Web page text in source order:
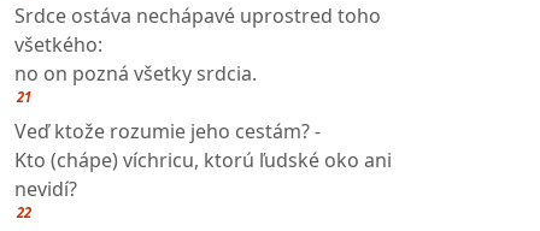
Srdce ostáva nechápavé uprostred toho
všetkého:
no on pozná všetky srdcia.
21
Veď ktože rozumie jeho cestám? -
Kto (chápe) víchricu, ktorú ľudské oko ani
nevidí?
22